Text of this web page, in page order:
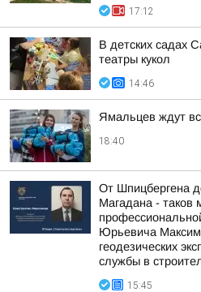
17:12
В детских садах
театры кукол
14:46
Ямальцев ждут
18:40
От Шпицбергена
Магадана - таков
Юрьевича
геодезических
службы в
15:45